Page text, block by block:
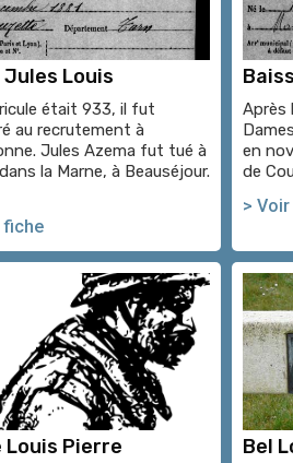
Jules Louis
était 933, il fut
au recrutement à
Jules Azema fut tué à
la Marne, à Beauséjour.
fiche
Après
en
de
>
Louis Pierre Bel